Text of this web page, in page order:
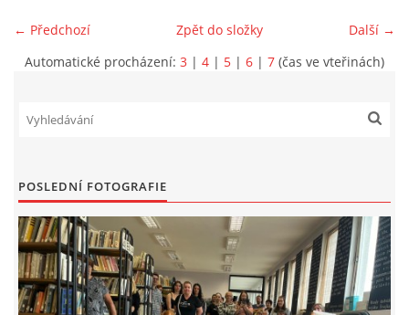
"KNIHOBUDKY"
E-KNIHY DO KAŽDÉ KNIHOVNY
GRANTY A DOTACE
← Předchozí Další →
Zpět do složky
Automatické procházení: 3 | 4 | 5 | 6 | 7 (čas ve vteřinách)
POSLEDNÍ FOTOGRAFIE